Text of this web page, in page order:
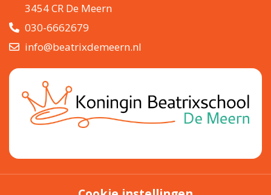
3454 CR De Meern
030-6662679
info@beatrixdemeern.nl